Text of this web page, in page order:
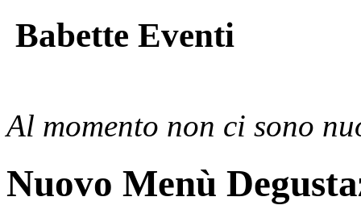
Babette Eventi
Al momento non ci sono
Nuovo Menù